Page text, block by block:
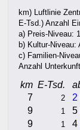
km) Luftlinie
E-Tsd.) Anzahl
a) Preis-Niveau:
b) Kultur-Niveau:
c) Familien-
Anzahl
km E-Tsd.
7
2 2
9 1 5
9 1 4